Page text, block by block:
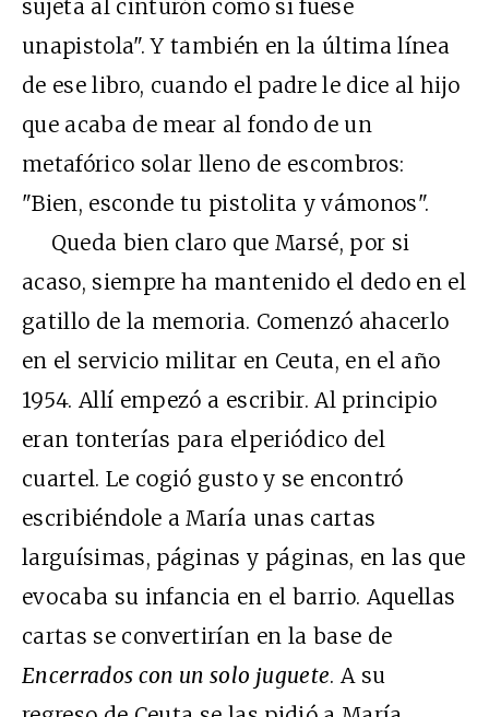
sujeta al cinturón como si fuese
unapistola". Y también en la última línea
de ese libro, cuando el padre le dice al hijo
que acaba de mear al fondo de un
metafórico solar lleno de escombros:
"Bien, esconde tu pistolita y vámonos".
Queda bien claro que Marsé, por si
acaso, siempre ha mantenido el dedo en el
gatillo de la memoria. Comenzó ahacerlo
en el servicio militar en Ceuta, en el año
1954. Allí empezó a escribir. Al principio
eran tonterías para elperiódico del
cuartel. Le cogió gusto y se encontró
escribiéndole a María unas cartas
larguísimas, páginas y páginas, en las que
evocaba su infancia en el barrio. Aquellas
cartas se convertirían en la base de
Encerrados con un solo juguete. A su